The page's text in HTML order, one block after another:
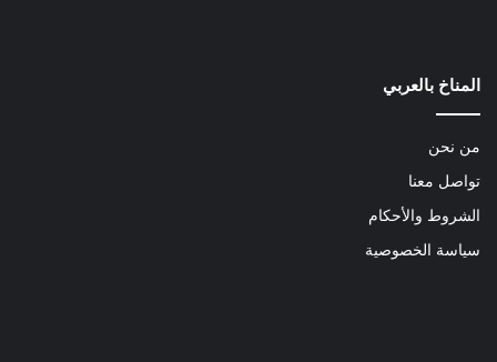
المناخ بالعربي
من نحن
تواصل معنا
الشروط والأحكام
سياسة الخصوصية